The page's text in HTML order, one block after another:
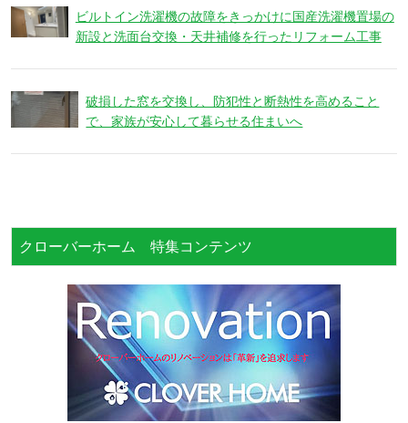
ビルトイン洗濯機の故障をきっかけに国産洗濯機置場の
新設と洗面台交換・天井補修を行ったリフォーム工事
破損した窓を交換し、防犯性と断熱性を高めること
で、家族が安心して暮らせる住まいへ
クローバーホーム 特集コンテンツ